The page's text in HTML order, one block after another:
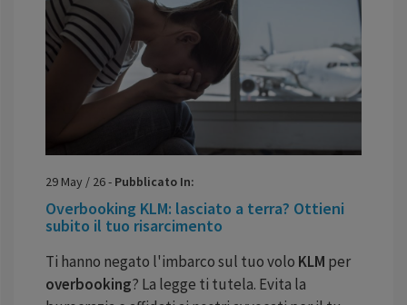
29 May / 26- Pubblicato In:
Overbooking KLM: lasciato a terra? Ottieni
subito il tuo risarcimento
Ti hanno negato l'imbarco sul tuo volo KLM per
overbooking? La legge ti tutela. Evita la